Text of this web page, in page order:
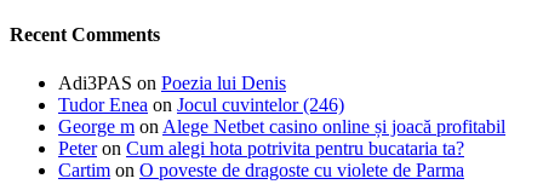
Recent Comments
Adi3PAS on Poezia lui Denis
Tudor Enea on Jocul cuvintelor (246)
George m on Alege Netbet casino online și joacă profitabil
Peteron Cum alegi hota potrivita pentru bucataria ta?
Cartim on O poveste de dragoste cu violete de Parma